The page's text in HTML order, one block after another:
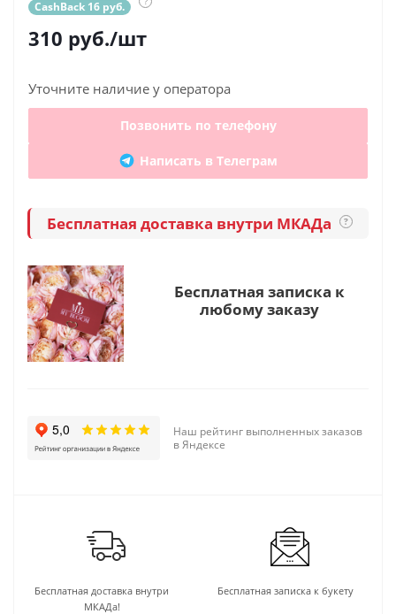
CashBack 16 руб.
310 руб./шт
Уточните наличие у оператора
Позвонить по телефону
Написать в Телеграм
Бесплатная доставка внутри МКАДа ?
Бесплатная записка к
любому заказу
Наш рейтинг выполненных заказов
в Яндексе
Бесплатная доставка внутри
МКАДа!
Бесплатная записка к букету